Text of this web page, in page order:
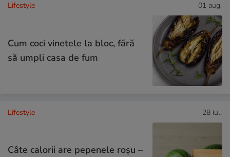
Lifestyle 01 aug.
Cum coci vinetele la bloc, fără
să umpli casa de fum
Lifestyle 28 iul.
Câte calorii are pepenele roșu –